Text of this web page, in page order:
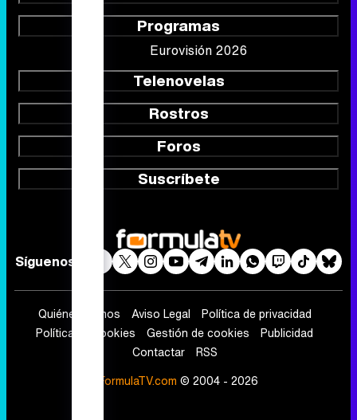
Programas
Eurovisión 2026
Telenovelas
Rostros
Foros
Suscríbete
Síguenos
Quiénes somos Aviso Legal
Política de privacidad
Política de cookies
Gestión de cookies
Publicidad
Contactar
RSS
FormulaTV.com © 2004 - 2026